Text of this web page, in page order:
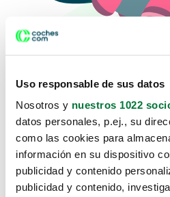
Uso responsable de sus datos
Nosotros y nuestros 1022
datos personales, p.ej., su
como las cookies para
información en su dispositivo
publicidad y contenido
publicidad y contenido,
Lo sentimos, no
te hemos traido